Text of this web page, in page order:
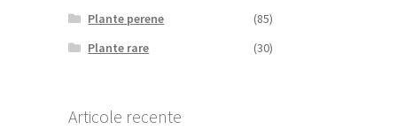
Plante perene
(85)
Plante rare
(30)
Articole recente